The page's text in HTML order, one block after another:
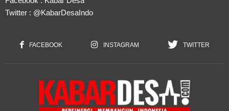
Twitter : @KabarDesaIndo
FACEBOOK INSTAGRAM TWITTER